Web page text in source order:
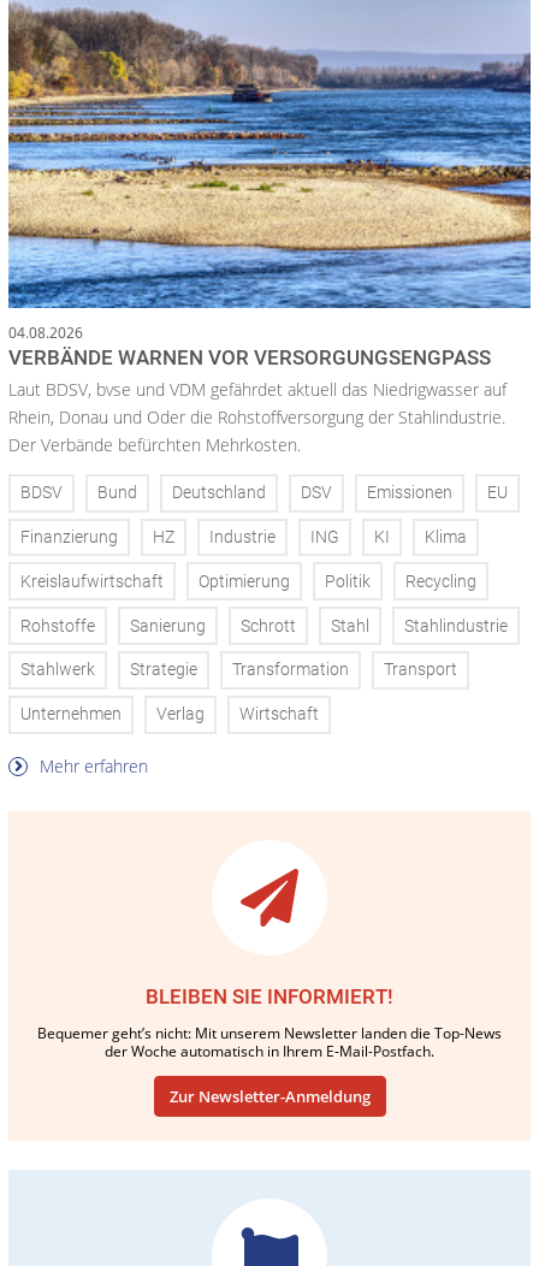
04.08.2026
VERBÄNDE WARNEN VOR VERSORGUNGSENGPASS
Laut BDSV, bvse und VDM gefährdet aktuell das Niedrigwasser auf
Rhein, Donau und Oder die Rohstoffversorgung der Stahlindustrie.
Der Verbände befürchten Mehrkosten.
BDSV Bund Deutschland DSV Emissionen EU
Finanzierung HZ Industrie ING KI Klima
Kreislaufwirtschaft Optimierung Politik Recycling
Rohstoffe Sanierung Schrott Stahl Stahlindustrie
Stahlwerk Strategie Transformation Transport
Unternehmen Verlag Wirtschaft
Mehr erfahren
BLEIBEN SIE INFORMIERT!
Bequemer geht’s nicht: Mit unserem Newsletter landen die Top-News
der Woche automatisch in Ihrem E-Mail-Postfach.
Zur Newsletter-Anmeldung